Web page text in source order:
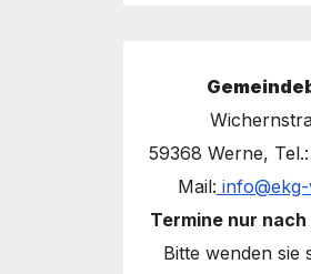
59368 Werne,
Mail:
Termine nur
Bitte wenden sie